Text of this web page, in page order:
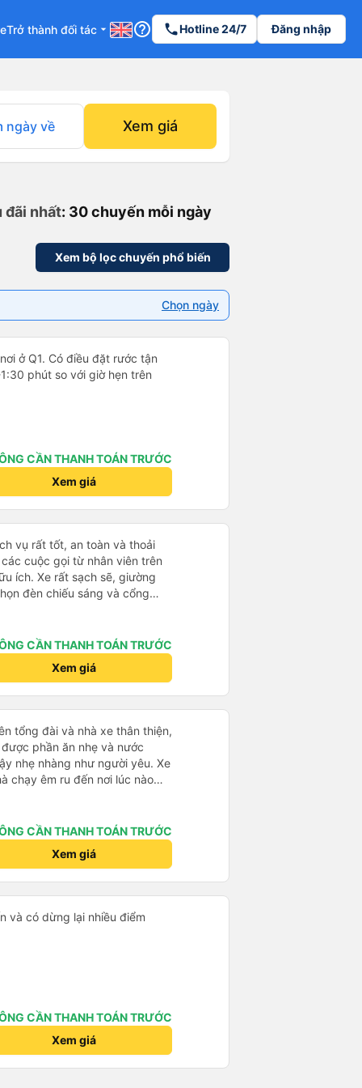
Trở thành đối tác arrow_drop_down help_outline phoneHotline 24/7 Đăng nhập
ngày về Xem giá
đãi nhất: 30 chuyến mỗi ngày
Xem bộ lọc chuyến phổ biến
Chọn ngày
ở Q1. Có điều đặt rước tận
phút so với giờ hẹn trên
CẦN THANH TOÁN TRƯỚC
Xem giá
vụ rất tốt, an toàn và thoải
cuộc gọi từ nhân viên trên
ích. Xe rất sạch sẽ, giường
đèn chiếu sáng và cổng
CẦN THANH TOÁN TRƯỚC
Xem giá
tổng đài và nhà xe thân thiện,
phần ăn nhẹ và nước
nhẹ nhàng như người yêu. Xe
chạy êm ru đến nơi lúc nào
meals and drinks. When the
us up as they were waking
and planning to take
CẦN THANH TOÁN TRƯỚC
Xem giá
và có dừng lại nhiều điểm
CẦN THANH TOÁN TRƯỚC
Xem giá